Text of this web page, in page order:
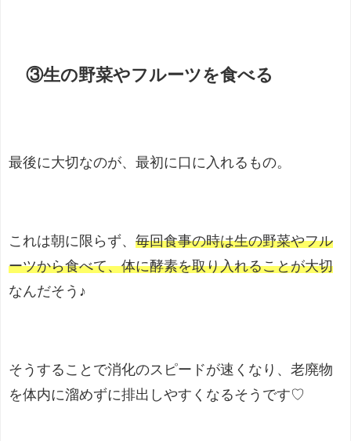
③生の野菜やフルーツを食べる
最後に大切なのが、最初に口に入れるもの。
これは朝に限らず、 毎回食事の時は生の野菜やフル
ーツから食べて、体に酵素を取り入れることが大切
なんだそう♪
そうすることで消化のスピードが速くなり、老廃物
を体内に溜めずに排出しやすくなるそうです♡